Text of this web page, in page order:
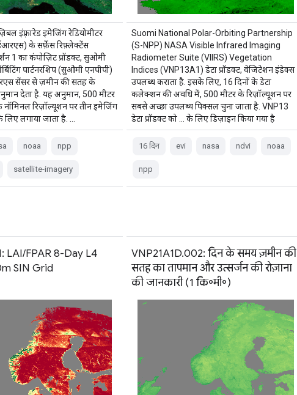
इंफ़्रारेड इमेजिंग रेडियोमीटर
के सर्फ़ेस रिफ़्लेक्टेंस
1 का कंपोज़िट प्रॉडक्ट, सुओमी
पार्टनरशिप (सुओमी एनपीपी)
सेंसर से ज़मीन की सतह के
देता है. यह अनुमान, 500 मीटर
रिज़ॉल्यूशन पर तीन इमेजिंग
लगाया जाता है. …
noaa npp
satellite-imagery
Suomi National Polar-Orbiting Partnership
(S-NPP) NASA Visible Infrared Imaging
Radiometer Suite (VIIRS) Vegetation
Indices (VNP13A1) डेटा प्रॉडक्ट, वेजिटेशन इंडेक्स
उपलब्ध कराता है. इसके लिए, 16 दिनों के डेटा
कलेक्शन की अवधि में, 500 मीटर के रिज़ॉल्यूशन पर
सबसे अच्छा उपलब्ध पिक्सल चुना जाता है. VNP13
डेटा प्रॉडक्ट को … के लिए डिज़ाइन किया गया है
16 दिन evi nasa ndvi noaa
npp
LAI/FPAR 8-Day L4
SIN Grid
VNP21A1D.002: दिन के समय ज़मीन की
सतह का तापमान और उत्सर्जन की रोज़ाना
की जानकारी (1 कि॰मी॰)